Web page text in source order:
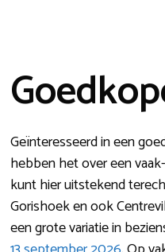
Geïnteresseerd in een
hebben het over een
kunt hier uitstekend
Gorishoek en ook
een grote variatie in